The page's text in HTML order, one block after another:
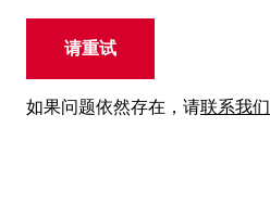
请重试
如果问题依然存在，请联系我们